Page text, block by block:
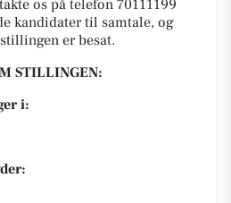
os på telefon 70111199
kandidater til samtale, og
er besat.
STILLINGEN:
i: